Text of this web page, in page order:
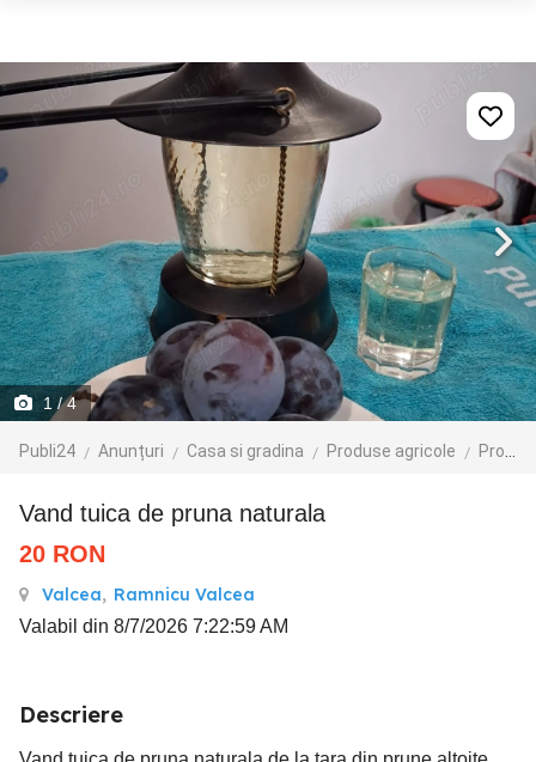
1 / 4
Publi24 Anunțuri Casa si gradina Produse agricole Produse agroalimentare
Vand tuica de pruna naturala
20 RON
Valcea, Ramnicu Valcea
Valabil din 8/7/2026 7:22:59 AM
Descriere